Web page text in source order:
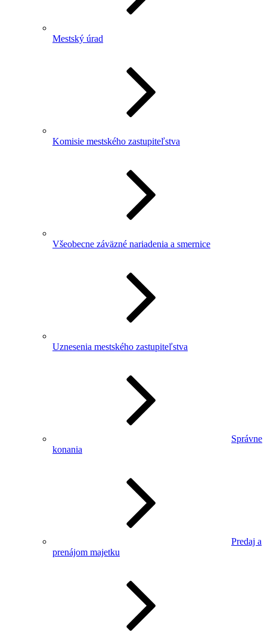
Mestský úrad
Komisie mestského zastupiteľstva
Všeobecne záväzné nariadenia a smernice
Uznesenia mestského zastupiteľstva
Správne
konania
Predaj a
prenájom majetku